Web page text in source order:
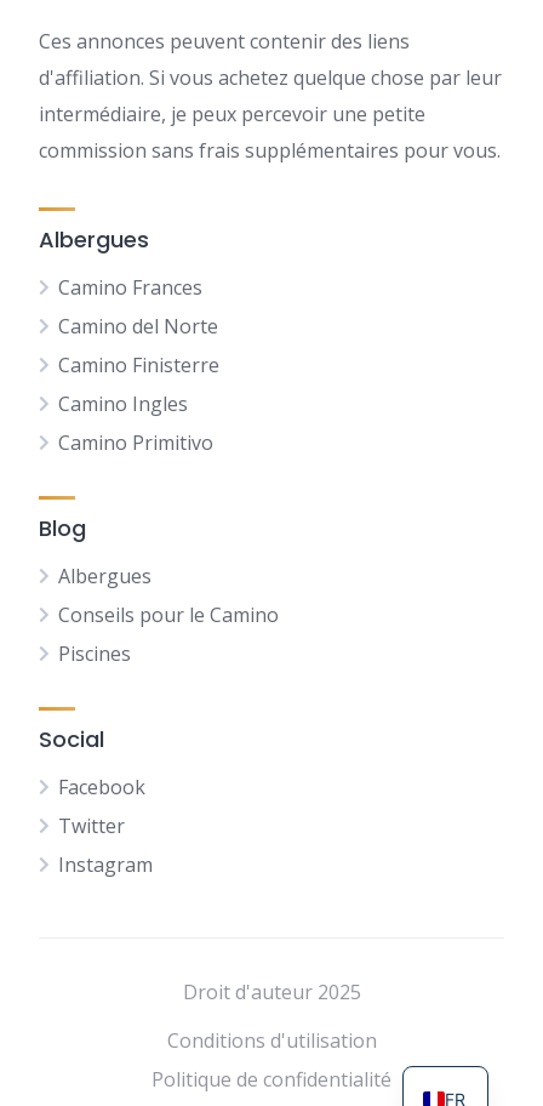
Ces annonces peuvent contenir des liens
d'affiliation. Si vous achetez quelque chose par leur
intermédiaire, je peux percevoir une petite
commission sans frais supplémentaires pour vous.
Albergues
Camino Frances
Camino del Norte
Camino Finisterre
Camino Ingles
Camino Primitivo
Blog
Albergues
Conseils pour le Camino
Piscines
Social
Facebook
Twitter
Instagram
Droit d'auteur 2025
Conditions d'utilisation
Politique de confidentialité
FR